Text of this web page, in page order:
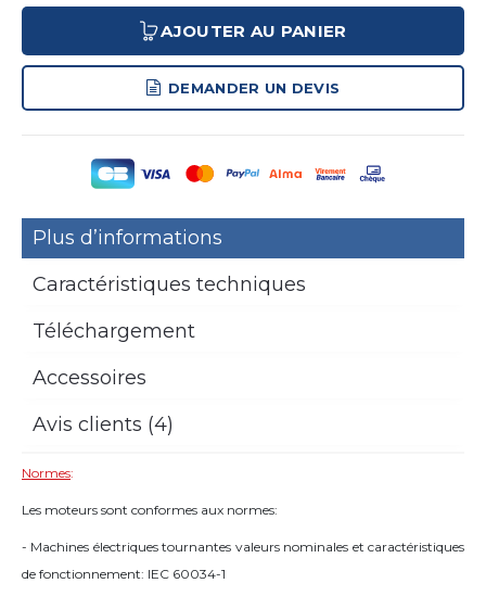
AJOUTER AU PANIER
DEMANDER UN DEVIS
Plus d’informations
Caractéristiques techniques
Téléchargement
Accessoires
Avis clients (4)
Normes:
Les moteurs sont conformes aux normes:
- Machines électriques tournantes valeurs nominales et caractéristiques
de fonctionnement: IEC 60034-1